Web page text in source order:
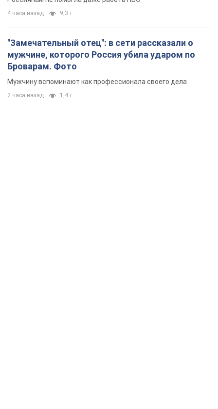
4 часа назад 9,3 т.
"Замечательный отец": в сети рассказали о
мужчине, которого Россия убила ударом по
Броварам. Фото
Мужчину вспоминают как профессионала своего дела
2 часа назад 1,4 т.